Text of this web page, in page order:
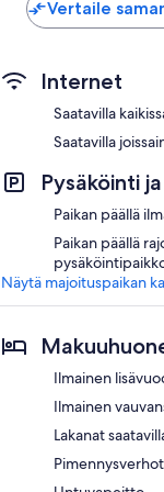
Vertaile
Internet
Saatavilla
Saatavilla
Pysäköinti
Paikan päällä
Paikan päällä
Näytä majoituspaikan
Ilmainen
Ilmainen
Lakanat
Pimennysverhot